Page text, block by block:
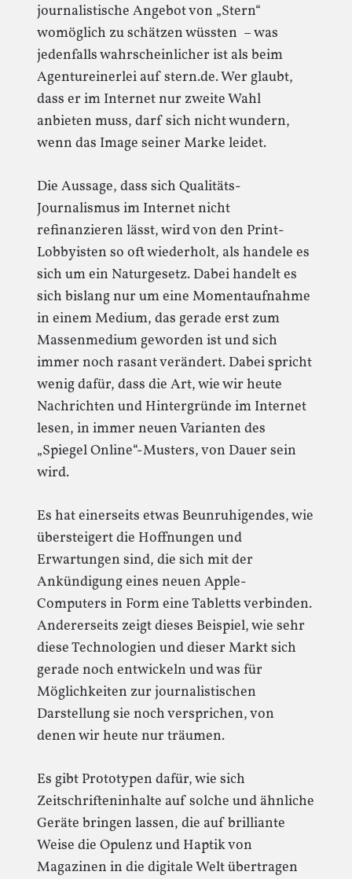
journalistische Angebot von „Stern“
womöglich zu schätzen wüssten – was
jedenfalls wahrscheinlicher ist als beim
Agentureinerlei auf stern.de. Wer glaubt,
dass er im Internet nur zweite Wahl
anbieten muss, darf sich nicht wundern,
wenn das Image seiner Marke leidet.
Die Aussage, dass sich Qualitäts-
Journalismus im Internet nicht
refinanzieren lässt, wird von den Print-
Lobbyisten so oft wiederholt, als handele es
sich um ein Naturgesetz. Dabei handelt es
sich bislang nur um eine Momentaufnahme
in einem Medium, das gerade erst zum
Massenmedium geworden ist und sich
immer noch rasant verändert. Dabei spricht
wenig dafür, dass die Art, wie wir heute
Nachrichten und Hintergründe im Internet
lesen, in immer neuen Varianten des
„Spiegel Online“-Musters, von Dauer sein
wird.
Es hat einerseits etwas Beunruhigendes, wie
übersteigert die Hoffnungen und
Erwartungen sind, die sich mit der
Ankündigung eines neuen Apple-
Computers in Form eine Tabletts verbinden.
Andererseits zeigt dieses Beispiel, wie sehr
diese Technologien und dieser Markt sich
gerade noch entwickeln und was für
Möglichkeiten zur journalistischen
Darstellung sie noch versprichen, von
denen wir heute nur träumen.
Es gibt Prototypen dafür, wie sich
Zeitschrifteninhalte auf solche und ähnliche
Geräte bringen lassen, die auf brilliante
Weise die Opulenz und Haptik von
Magazinen in die digitale Welt übertragen